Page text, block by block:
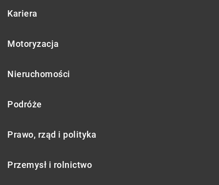
Kariera
Motoryzacja
Nieruchomości
Podróże
Prawo, rząd i polityka
Przemysł i rolnictwo